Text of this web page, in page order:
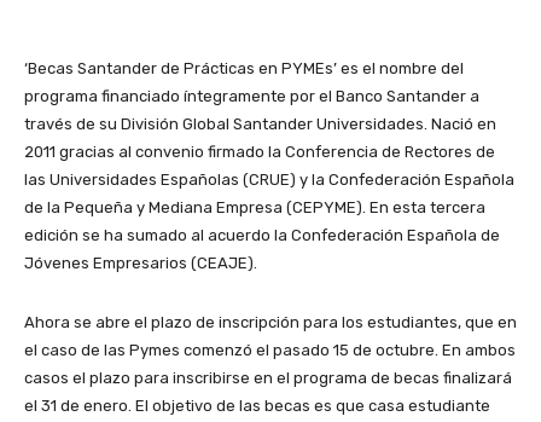
‘Becas Santander de Prácticas en PYMEs’ es el nombre del
programa financiado íntegramente por el Banco Santander a
través de su División Global Santander Universidades. Nació en
2011 gracias al convenio firmado la Conferencia de Rectores de
las Universidades Españolas (CRUE) y la Confederación Española
de la Pequeña y Mediana Empresa (CEPYME). En esta tercera
edición se ha sumado al acuerdo la Confederación Española de
Jóvenes Empresarios (CEAJE).
Ahora se abre el plazo de inscripción para los estudiantes, que en
el caso de las Pymes comenzó el pasado 15 de octubre. En ambos
casos el plazo para inscribirse en el programa de becas finalizará
el 31 de enero. El objetivo de las becas es que casa estudiante